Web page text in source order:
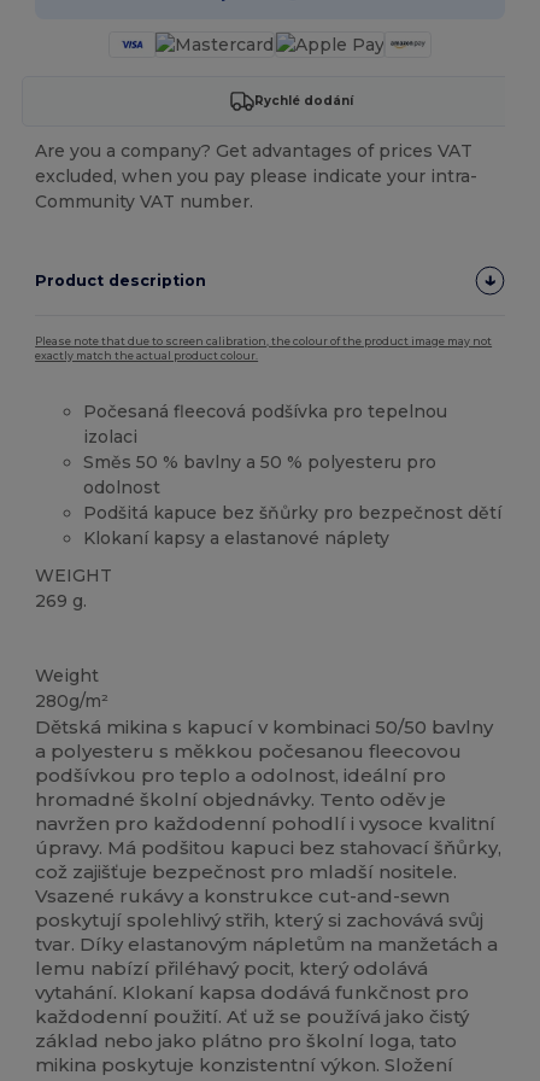
Rychlé dodání
Are you a company? Get advantages of prices VAT
excluded, when you pay please indicate your intra-
Community VAT number.
Product description
Please note that due to screen calibration, the colour of the product image may not
exactly match the actual product colour.
Počesaná fleecová podšívka pro tepelnou
izolaci
Směs 50 % bavlny a 50 % polyesteru pro
odolnost
Podšitá kapuce bez šňůrky pro bezpečnost dětí
Klokaní kapsy a elastanové náplety
WEIGHT
269 g.
Weight
280g/m²
Dětská mikina s kapucí v kombinaci 50/50 bavlny
a polyesteru s měkkou počesanou fleecovou
podšívkou pro teplo a odolnost, ideální pro
hromadné školní objednávky. Tento oděv je
navržen pro každodenní pohodlí i vysoce kvalitní
úpravy. Má podšitou kapuci bez stahovací šňůrky,
což zajišťuje bezpečnost pro mladší nositele.
Vsazené rukávy a konstrukce cut-and-sewn
poskytují spolehlivý střih, který si zachovává svůj
tvar. Díky elastanovým nápletům na manžetách a
lemu nabízí přiléhavý pocit, který odolává
vytahání. Klokaní kapsa dodává funkčnost pro
každodenní použití. Ať už se používá jako čistý
základ nebo jako plátno pro školní loga, tato
mikina poskytuje konzistentní výkon. Složení